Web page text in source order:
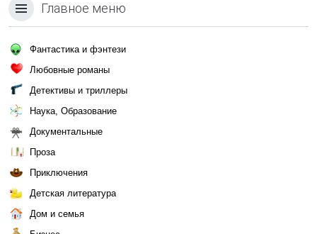
Главное меню
Фантастика и фэнтези
Любовные романы
Детективы и триллеры
Наука, Образование
Документальные
Проза
Приключения
Детская литература
Дом и семья